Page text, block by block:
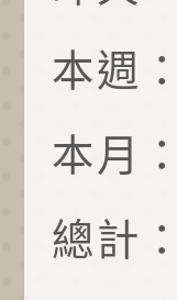
本週：
本月：
總計：